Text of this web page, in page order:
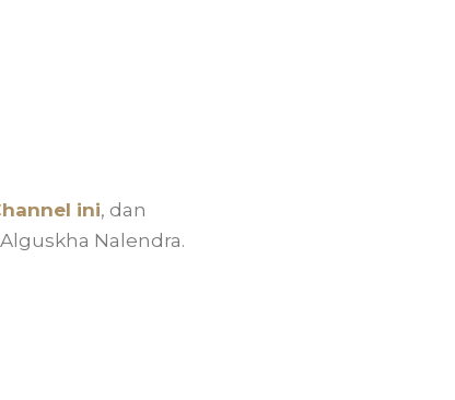
ini, dan
Alguskha Nalendra.